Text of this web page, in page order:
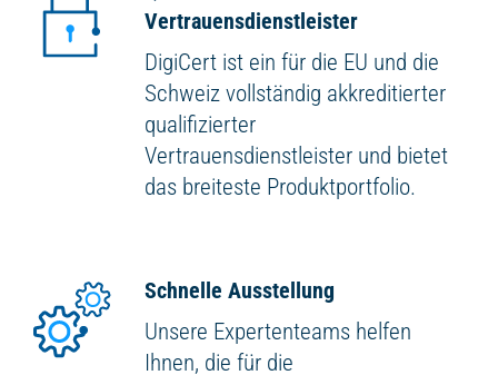
Vertrauensdienstleister
DigiCert ist ein für die EU und die
Schweiz vollständig akkreditierter
qualifizierter
Vertrauensdienstleister und bietet
das breiteste Produktportfolio.
Schnelle Ausstellung
Unsere Expertenteams helfen
Ihnen, die für die